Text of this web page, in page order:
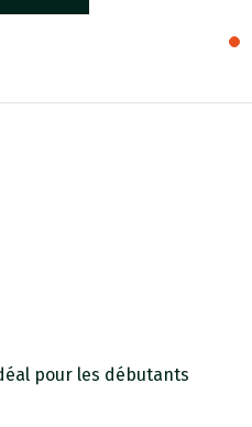
pour les débutants